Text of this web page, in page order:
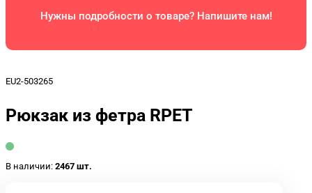
Нужны подробности о товаре? Напишите нам!
EU2-503265
Рюкзак из фетра RPET
В наличии: 2467 шт.